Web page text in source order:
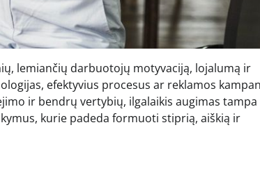
lemiančių darbuotojų motyvaciją, lojalumą ir
efektyvius procesus ar reklamos
ir bendrų vertybių, ilgalaikis augimas tampa
kurie padeda formuoti stiprią, aiškią ir